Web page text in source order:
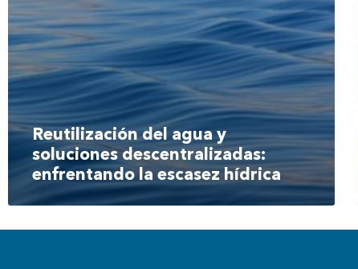
Reutilización del agua y
soluciones descentralizadas:
enfrentando la escasez hídrica